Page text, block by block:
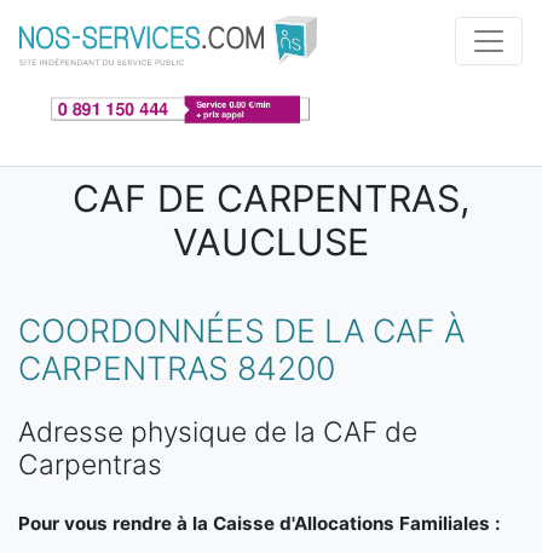
Aller au contenu principal
CAF DE CARPENTRAS,
VAUCLUSE
COORDONNÉES DE LA CAF À
CARPENTRAS 84200
Adresse physique de la CAF de
Carpentras
Pour vous rendre à la Caisse d'Allocations Familiales :